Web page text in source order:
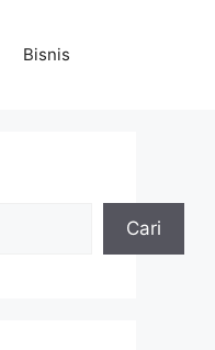
Bisnis
Cari